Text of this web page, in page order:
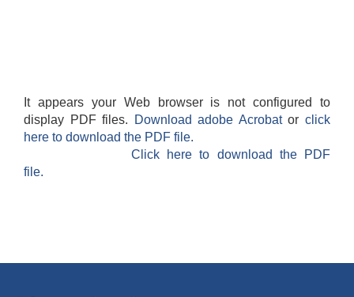
It appears your Web browser is not configured to
display PDF files.
Download adobe Acrobatorclick
here to download the PDF file.
Click here to download the PDF
file.